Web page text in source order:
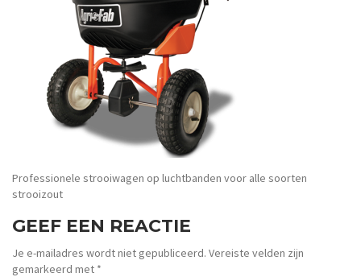
Professionele strooiwagen op luchtbanden voor alle soorten
strooizout
GEEF EEN REACTIE
Je e-mailadres wordt niet gepubliceerd. Vereiste velden zijn
gemarkeerd met *